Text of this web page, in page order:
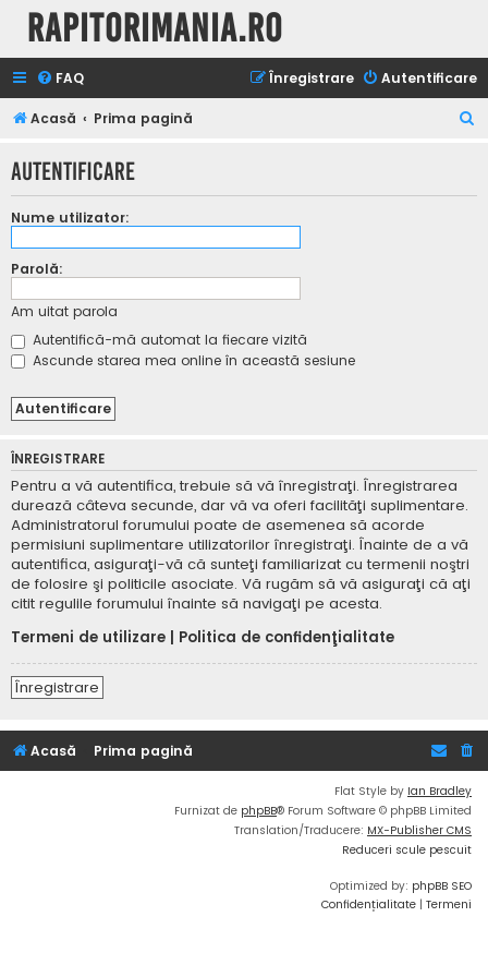
Rapitorimania.ro
FAQ Autentificare
Înregistrare
Acasă Prima pagină
t
Autentificare
Nume utilizator:
Parolă:
Am uitat parola
Autentifică-mă automat la fiecare vizită
Ascunde starea mea online în această sesiune
ÎNREGISTRARE
Pentru a vă autentifica, trebuie să vă înregistraţi. Înregistrarea
durează câteva secunde, dar vă va oferi facilităţi suplimentare.
Administratorul forumului poate de asemenea să acorde
permisiuni suplimentare utilizatorilor înregistraţi. Înainte de a vă
autentifica, asiguraţi-vă că sunteţi familiarizat cu termenii noştri
de folosire şi politicile asociate. Vă rugăm să vă asiguraţi că aţi
citit regulile forumului înainte să navigaţi pe acesta.
Termeni de utilizare
Politica de confidenţialitate
Înregistrare
Acasă Prima pagină
Flat Style by Ian Bradley
Furnizat de phpBB® Forum Software © phpBB Limited
Translation/Traducere: MX-Publisher CMS
Reduceri scule pescuit
Optimized by: phpBB SEO
Confidențialitate | Termeni